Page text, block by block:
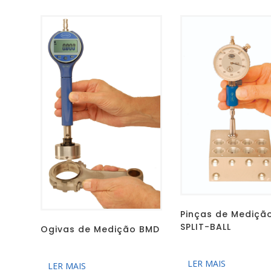
Ogivas de Medição BMD
LER MAIS
Pinças de
SPLIT-BALL
LER MAIS